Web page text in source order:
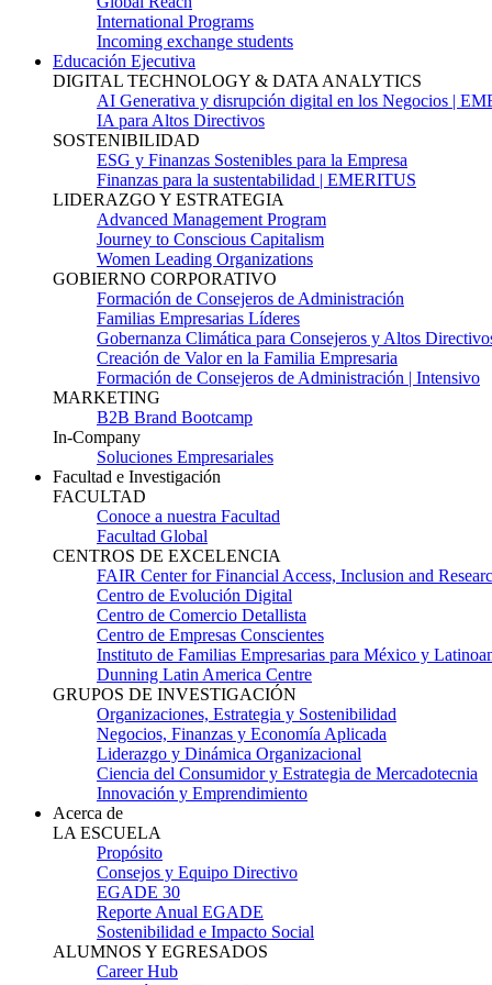
International Programs
Incoming exchange students
Educación Ejecutiva
DIGITAL TECHNOLOGY & DATA ANALYTICS
AI Generativa y disrupción digital en los Negocios |
IA para Altos Directivos
SOSTENIBILIDAD
ESG y Finanzas Sostenibles para la Empresa
Finanzas para la sustentabilidad | EMERITUS
LIDERAZGO Y ESTRATEGIA
Advanced Management Program
Journey to Conscious Capitalism
Women Leading Organizations
GOBIERNO CORPORATIVO
Formación de Consejeros de Administración
Familias Empresarias Líderes
Gobernanza Climática para Consejeros y Altos
Creación de Valor en la Familia Empresaria
Formación de Consejeros de Administración | Intensivo
MARKETING
B2B Brand Bootcamp
In-Company
Soluciones Empresariales
Facultad e Investigación
FACULTAD
Conoce a nuestra Facultad
Facultad Global
CENTROS DE EXCELENCIA
FAIR Center for Financial Access, Inclusion and
Centro de Evolución Digital
Centro de Comercio Detallista
Centro de Empresas Conscientes
Instituto de Familias Empresarias para México y
Dunning Latin America Centre
GRUPOS DE INVESTIGACIÓN
Organizaciones, Estrategia y Sostenibilidad
Negocios, Finanzas y Economía Aplicada
Liderazgo y Dinámica Organizacional
Ciencia del Consumidor y Estrategia de Mercadotecnia
Innovación y Emprendimiento
Acerca de
LA ESCUELA
Propósito
Consejos y Equipo Directivo
EGADE 30
Reporte Anual EGADE
Sostenibilidad e Impacto Social
ALUMNOS Y EGRESADOS
Career Hub